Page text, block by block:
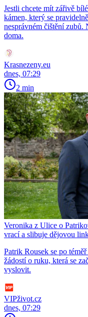
Jestli chcete mít zářivě
kámen, který se
nesprávném čištění zubů.
doma.
Krasnezeny.eu
dnes, 07:29
2 min
Veronika z Ulice o
vrací a slibuje dějovou
Patrik Rousek se po
žádostí o ruku, která se
vyslovit.
VIPživot.cz
dnes, 07:29